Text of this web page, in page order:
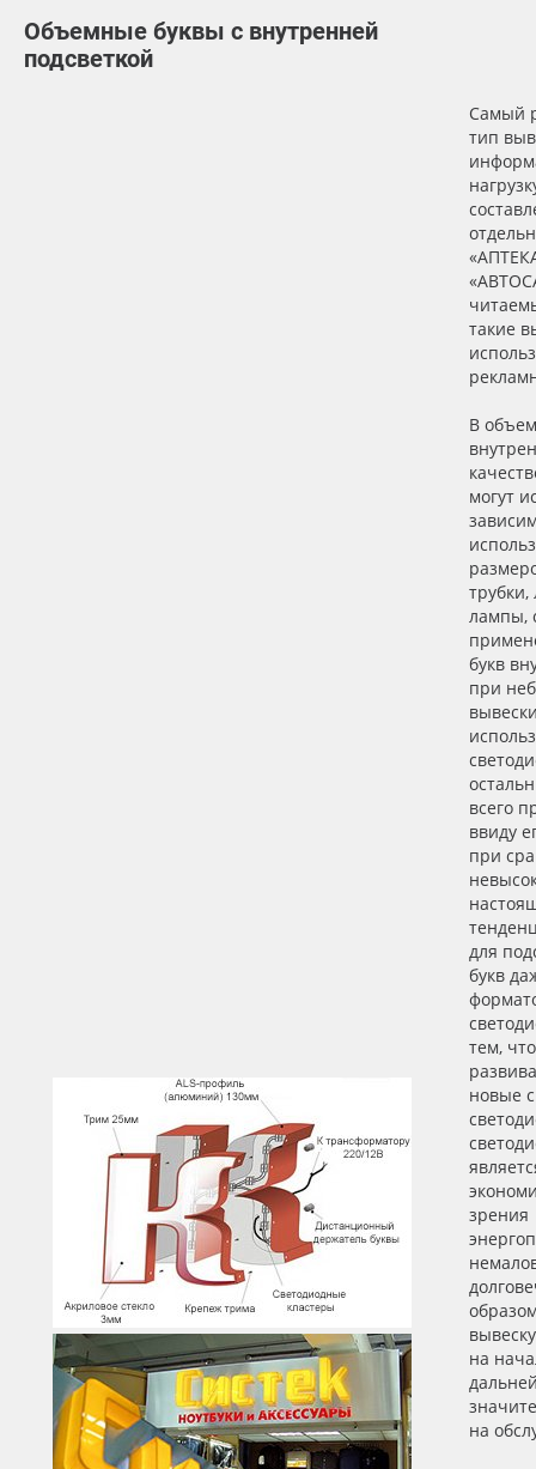
Плёнка монтажная Oratape
Объемные буквы с внутренней
подсветкой
Самый
тип
такие
В
могут
лампы,
букв
при
всего
ввиду
при
для
букв
тем,
новые
зрения
на
на